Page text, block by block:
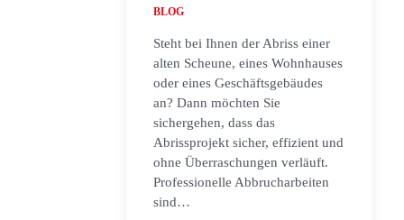
BLOG
Steht bei Ihnen der Abriss einer
alten Scheune, eines Wohnhauses
oder eines Geschäftsgebäudes
an? Dann möchten Sie
sichergehen, dass das
Abrissprojekt sicher, effizient und
ohne Überraschungen verläuft.
Professionelle Abbrucharbeiten
sind…